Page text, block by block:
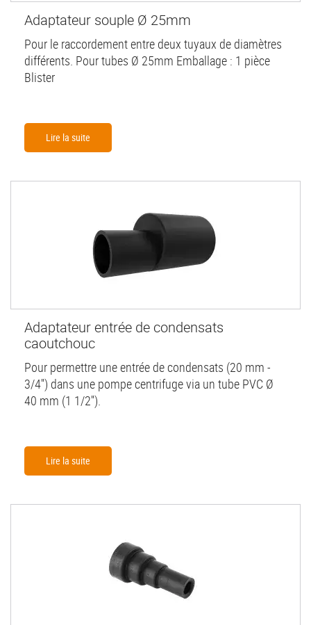
Adaptateur souple Ø 25mm
Pour le raccordement entre deux tuyaux de diamètres
différents. Pour tubes Ø 25mm Emballage : 1 pièce
Blister
Lire la suite
Adaptateur entrée de condensats
caoutchouc
Pour permettre une entrée de condensats (20 mm -
3/4'') dans une pompe centrifuge via un tube PVC Ø
40 mm (1 1/2'').
Lire la suite